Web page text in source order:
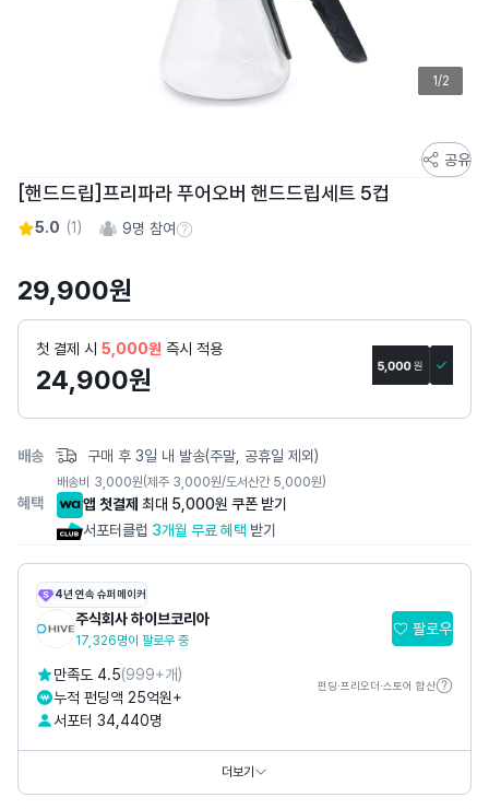
1/2
토
어
스
리
지
공유
[핸드드립]프리파라 푸어오버 핸드드립세트 5컵
5.0 (1) 9명 참여참여 수 정보
29,900원
첫 결제 시 5,000원 즉시 적용
24,900원
배송 구매 후 3일 내 발송(주말, 공휴일 제외)
배송비 3,000원(제주 3,000원/도서산간 5,000원)
혜택 앱 첫결제 최대 5,000원 쿠폰 받기
서포터클럽 3개월 무료 혜택 받기
4년 연속 슈퍼메이커
주식회사 하이브코리아
17,326명이 팔로우 중
팔로우
만족도 4.5(999+개)
누적 펀딩액 25억원+
서포터 34,440명
펀딩·프리오더·스토어 합산
더보기